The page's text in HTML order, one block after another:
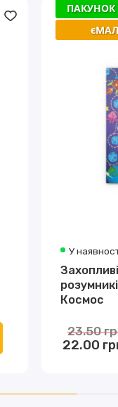
У
Космос
22.00
23.50